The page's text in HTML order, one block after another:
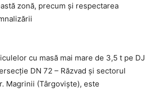
zonă, precum și respectarea
cu masă mai mare de 3,5 t pe DJ
DN 72 – Răzvad și sectorul
Magrinii (Târgoviște), este